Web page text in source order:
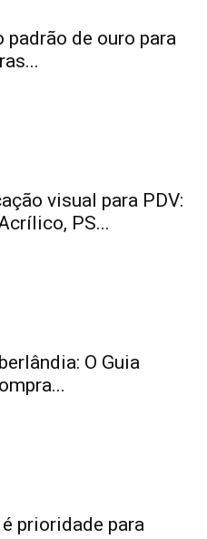
padrão de ouro para
visual para PDV:
PS...
O Guia
prioridade para